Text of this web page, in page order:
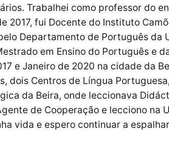
Trabalhei como professor do
2017, fui Docente do Instituto
Departamento de Português
em Ensino do Português e
e Janeiro de 2020 na cidade da
dois Centros de Língua
da Beira, onde leccionava
de Cooperação e lecciono
vida e espero continuar a